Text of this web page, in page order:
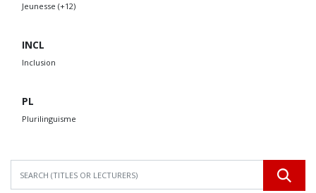
Jeunesse (+12)
INCL
Inclusion
PL
Plurilinguisme